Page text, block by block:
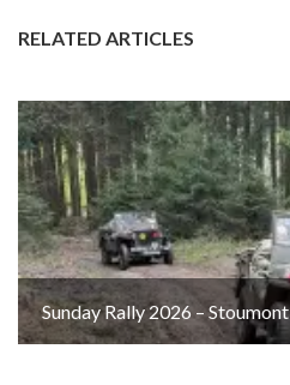
RELATED ARTICLES
Sunday Rally 2026 – Stoumont